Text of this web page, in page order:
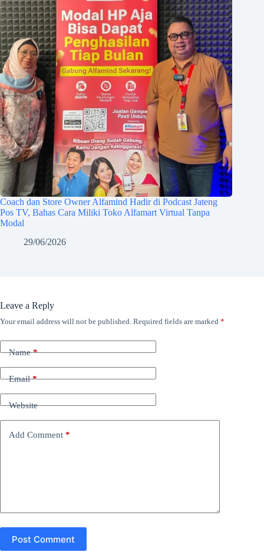
Coach dan Store Owner Alfamind Hadir di Podcast Jateng
Pos TV, Bahas Cara Miliki Toko Alfamart Virtual Tanpa
Modal
29/06/2026
Leave a Reply
Your email address will not be published. Required fields are marked *
Name*
Email*
Website
Add Comment *
Post Comment